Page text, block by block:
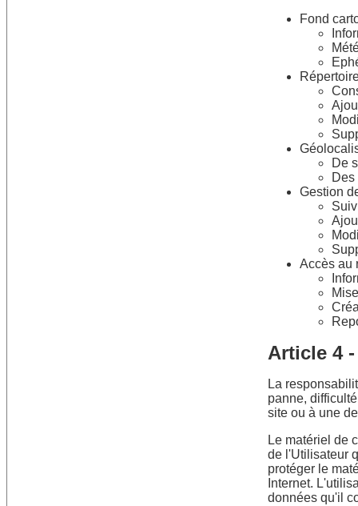
Fond
De
Gestion
Accès au
Article 4
La
panne,
site ou à une
Le matériel de
de l'Utilisateur
protéger le
Internet.
données qu'il